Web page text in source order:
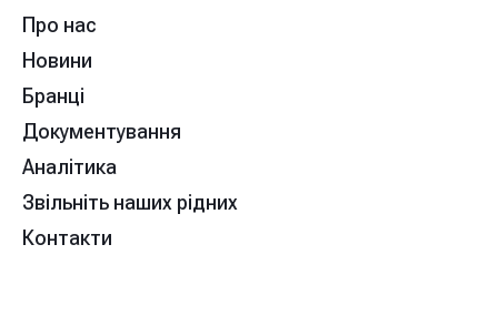
Про нас
Новини
Бранці
Документування
Аналітика
Звільніть наших рідних
Контакти